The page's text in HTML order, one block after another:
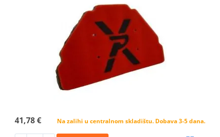
41,78 € Na zalihi u centralnom skladištu. Dobava 3-5 dana.